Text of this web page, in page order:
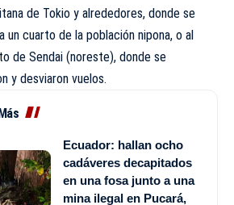
de Tokio y alrededores, donde se
un cuarto de la población nipona, o al
de Sendai (noreste), donde se
y desviaron vuelos.
Ecuador: hallan ocho
cadáveres decapitados
en una fosa junto a una
mina ilegal en Pucará,